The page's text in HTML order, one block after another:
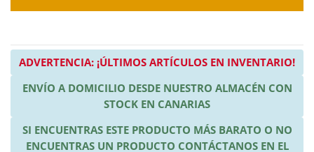
ADVERTENCIA: ¡ÚLTIMOS ARTÍCULOS EN INVENTARIO!
ENVÍO A DOMICILIO DESDE NUESTRO ALMACÉN CON
STOCK EN CANARIAS
SI ENCUENTRAS ESTE PRODUCTO MÁS BARATO O NO
ENCUENTRAS UN PRODUCTO CONTÁCTANOS EN EL